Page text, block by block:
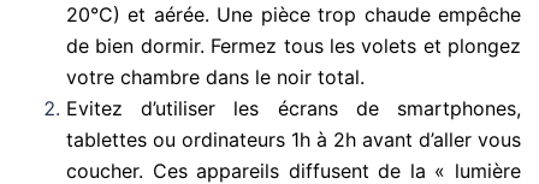
20°C) et aérée. Une pièce trop chaude empêche
de bien dormir. Fermez tous les volets et plongez
votre chambre dans le noir total.
Evitez d’utiliser les écrans de smartphones,
tablettes ou ordinateurs 1h à 2h avant d’aller vous
coucher. Ces appareils diffusent de la « lumière